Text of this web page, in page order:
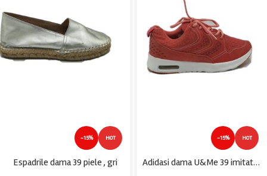
-15% HOT
Espadrile dama 39 piele , gri
-15% HOT
Adidasi dama U&Me 39 imitatie de piele , material textil , roz